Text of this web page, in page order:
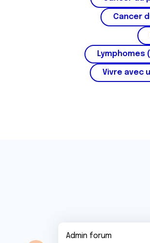
t
m
n
t
Cancer
Lymphomes
Vivre avec
Admin forum